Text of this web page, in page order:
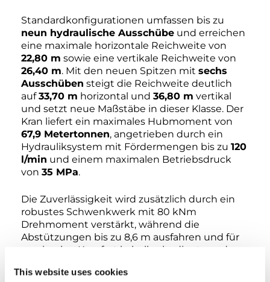
This website uses cookies
Standardkonfigurationen umfassen bis zu
neun hydraulische Ausschübe und erreichen
eine maximale horizontale Reichweite von
22,80 m sowie eine vertikale Reichweite von
26,40 m. Mit den neuen Spitzen mit sechs
Ausschüben steigt die Reichweite deutlich
auf33,70 m horizontal und 36,80 m vertikal
und setzt neue Maßstäbe in dieser Klasse. Der
Kran liefert ein maximales Hubmoment von
67,9 Metertonnen, angetrieben durch ein
Hydrauliksystem mit Fördermengen bis zu 120
l/min und einem maximalen Betriebsdruck
von 35 MPa.
Die Zuverlässigkeit wird zusätzlich durch ein
robustes Schwenkwerk mit 80 kNm
Drehmoment verstärkt, während die
Abstützungen bis zu 8,6 m ausfahren und für
maximalen Komfort kabellos bedient werden
Standardgewicht des Krans bei etwa 8.330 kg.